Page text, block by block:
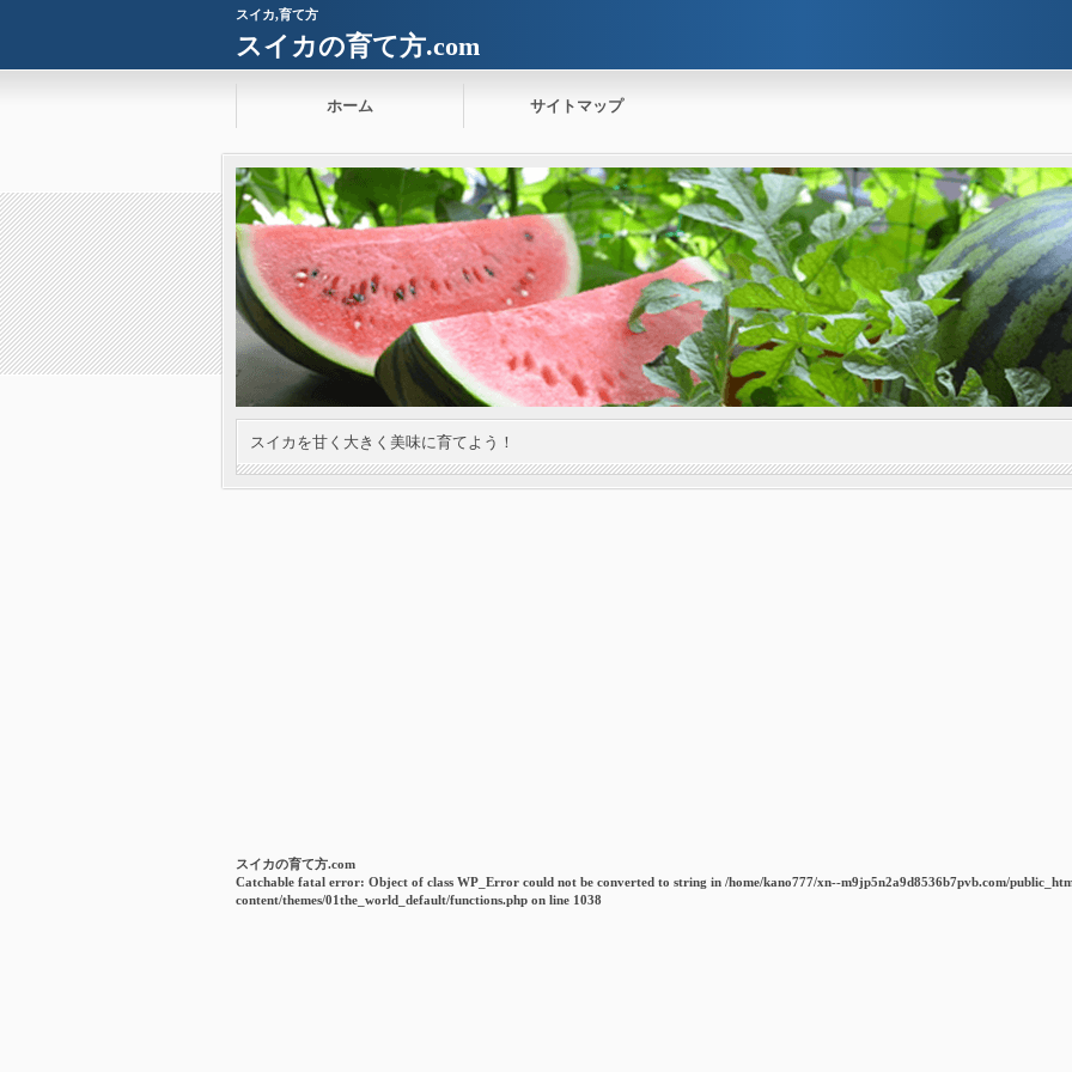
スイカ,育て方
スイカの育て方.com
ホーム サイトマップ
スイカを甘く大きく美味に育てよう！
スイカの育て方.com
Catchable fatal error: Object of class WP_Error could not be converted to string in /home/kano777/xn--m9jp5n2a9d8536b7pvb.com/
content/themes/01the_world_default/functions.php on line 1038